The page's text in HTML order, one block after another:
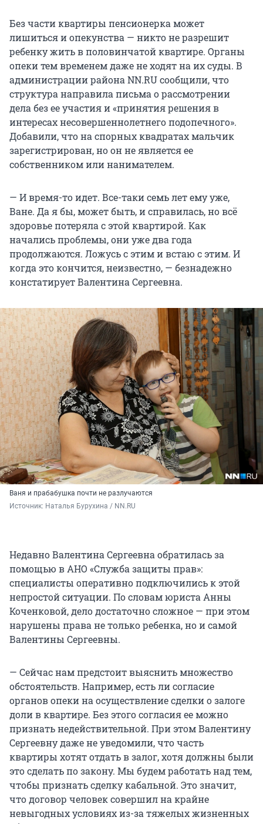
Без части квартиры пенсионерка может
лишиться и опекунства — никто не разрешит
ребенку жить в половинчатой квартире. Органы
опеки тем временем даже не ходят на их суды. В
администрации района NN.RU сообщили, что
структура направила письма о рассмотрении
дела без ее участия и «принятия решения в
интересах несовершеннолетнего подопечного».
Добавили, что на спорных квадратах мальчик
зарегистрирован, но он не является ее
собственником или нанимателем.
— И время-то идет. Все-таки семь лет ему уже,
Ване. Да я бы, может быть, и справилась, но всё
здоровье потеряла с этой квартирой. Как
начались проблемы, они уже два года
продолжаются. Ложусь с этим и встаю с этим. И
когда это кончится, неизвестно, — безнадежно
констатирует Валентина Сергеевна.
Ваня и прабабушка почти не разлучаются
Источник: Наталья Бурухина / NN.RU
Недавно Валентина Сергеевна обратилась за
помощью в АНО «Служба защиты прав»:
специалисты оперативно подключились к этой
непростой ситуации. По словам юриста Анны
Коченковой, дело достаточно сложное — при этом
нарушены права не только ребенка, но и самой
Валентины Сергеевны.
— Сейчас нам предстоит выяснить множество
обстоятельств. Например, есть ли согласие
органов опеки на осуществление сделки о залоге
доли в квартире. Без этого согласия ее можно
признать недействительной. При этом Валентину
Сергеевну даже не уведомили, что часть
квартиры хотят отдать в залог, хотя должны были
это сделать по закону. Мы будем работать над тем,
чтобы признать сделку кабальной. Это значит,
что договор человек совершил на крайне
невыгодных условиях из-за тяжелых жизненных